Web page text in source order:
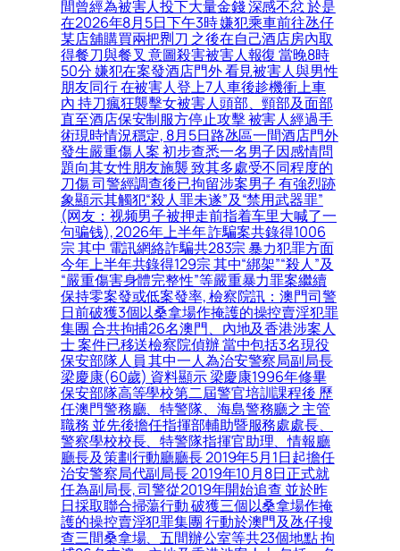
間曾經為被害人投下大量金錢 深感不忿 於是
在2026年8月5日下午3時 嫌犯乘車前往氹仔
某店舖購買兩把𠝹刀 之後在自己酒店房內取
得餐刀與餐叉 意圖殺害被害人報復 當晚8時
50分 嫌犯在案發酒店門外 看見被害人與男性
朋友同行 在被害人登上7人車後趁機衝上車
內 持刀瘋狂襲擊女被害人頭部、頸部及面部
直至酒店保安制服方停止攻擊 被害人經過手
術現時情況穩定, 8月5日路氹區一間酒店門外
發生嚴重傷人案 初步查悉一名男子因感情問
題向其女性朋友施襲 致其多處受不同程度的
刀傷 司警經調查後已拘留涉案男子 有強烈跡
象顯示其觸犯“殺人罪未遂”及“禁用武器罪”
(网友：视频男子被押走前指着车里大喊了一
句骗钱), 2026年上半年 詐騙案共錄得1006
宗 其中 電訊網絡詐騙共283宗 暴力犯罪方面
今年上半年共錄得129宗 其中“綁架”“殺人”及
“嚴重傷害身體完整性”等嚴重暴力罪案繼續
保持零案發或低案發率, 檢察院訊：澳門司警
日前破獲3個以桑拿場作掩護的操控賣淫犯罪
集團 合共拘捕26名澳門、內地及香港涉案人
士 案件已移送檢察院偵辦 當中包括3名現役
保安部隊人員 其中一人為治安警察局副局長
梁慶康(60歲) 資料顯示 梁慶康1996年修畢
保安部隊高等學校第二屆警官培訓課程後 歷
任澳門警務廳、特警隊、海島警務廳之主管
職務 並先後擔任指揮部輔助暨服務處處長、
警察學校校長、特警隊指揮官助理、情報廳
廳長及策劃行動廳廳長 2019年5月1日起擔任
治安警察局代副局長 2019年10月8日正式就
任為副局長, 司警從2019年開始追查 並於昨
日採取聯合掃蕩行動 破獲三個以桑拿場作掩
護的操控賣淫犯罪集團 行動於澳門及氹仔搜
查三間桑拿場、五間辦公室等共23個地點 拘